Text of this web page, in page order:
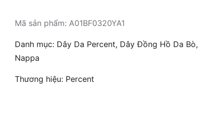
lượng
Mã sản phẩm: A01BF0320YA1
Danh mục: Dây Da Percent, Dây Đồng Hồ Da Bò,
Nappa
Thương hiệu: Percent